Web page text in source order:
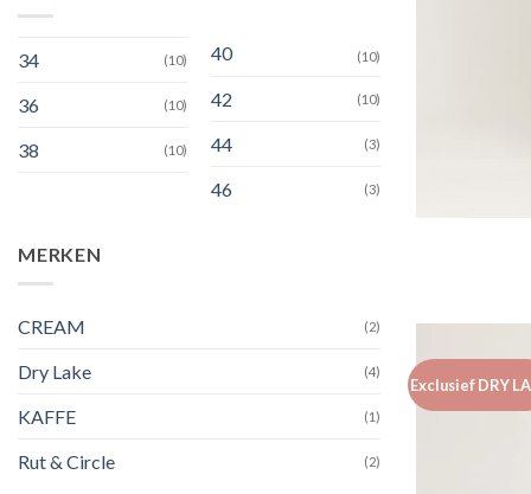
34 (10)
36 (10)
38 (10)
40 (10)
42 (10)
44 (3)
46 (3)
MERKEN
CREAM (2)
Dry Lake (4)
KAFFE (1)
Rut & Circle (2)
Exclusief DRY